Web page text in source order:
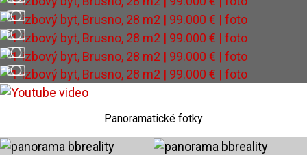
Panoramatické fotky